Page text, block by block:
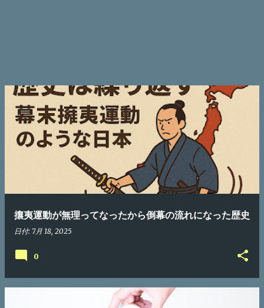
攘夷運動が無理ってなったから倒幕の流れになった歴史
日付: 7月 18, 2025
0